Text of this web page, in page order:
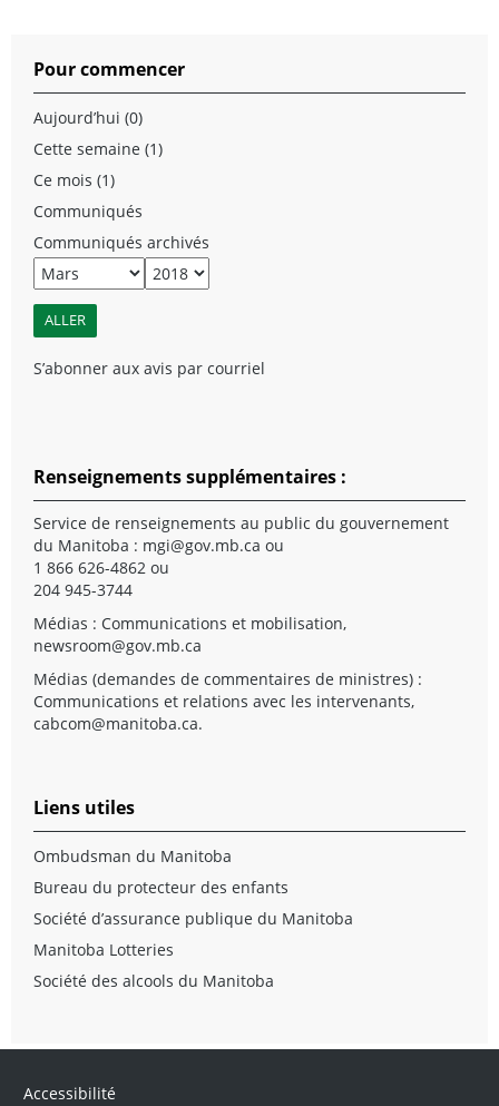
Pour commencer
Aujourd’hui (0)
Cette semaine (1)
Ce mois (1)
Communiqués
Communiqués archivés
S’abonner aux avis par courriel
Renseignements supplémentaires :
Service de renseignements au public du gouvernement
du Manitoba : mgi@gov.mb.ca ou
1 866 626-4862 ou
204 945-3744
Médias : Communications et mobilisation,
newsroom@gov.mb.ca
Médias (demandes de commentaires de ministres) :
Communications et relations avec les intervenants,
cabcom@manitoba.ca.
Liens utiles
Ombudsman du Manitoba
Bureau du protecteur des enfants
Société d’assurance publique du Manitoba
Manitoba Lotteries
Société des alcools du Manitoba
Accessibilité